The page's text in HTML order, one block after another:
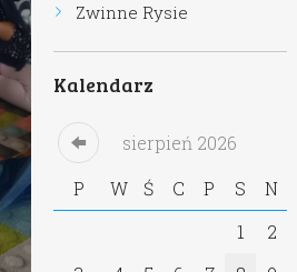
Zwinne Rysie
Kalendarz
sierpień2026
W
N